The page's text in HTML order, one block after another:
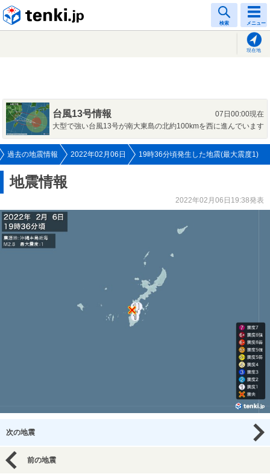
検索 メニュー
現在地
台風13号情報
07日00:00現在
大型で強い台風13号が南大東島の北約100kmを西に進んでいます
過去の地震情報 2022年02月06日 19時36分頃発生した地震(最大震度1)
地震情報
2022年02月06日19:38発表
次の地震
前の地震